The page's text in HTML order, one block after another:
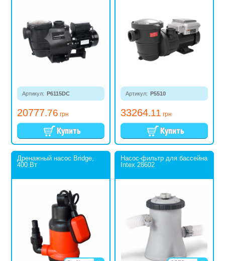
Артикул: P6115DC
20777.76 грн
Артикул: P5510
33264.11 грн
Дренажный насос Bridge,
400 Вт
Насос-фильтр для бассейна
Intex 28602